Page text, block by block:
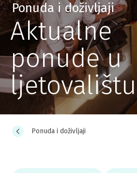
Ponuda i doživljaji
Aktualne
ponude u
ljetovalištu
Ponuda i doživljaji